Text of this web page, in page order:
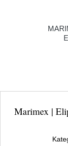
Marimex |